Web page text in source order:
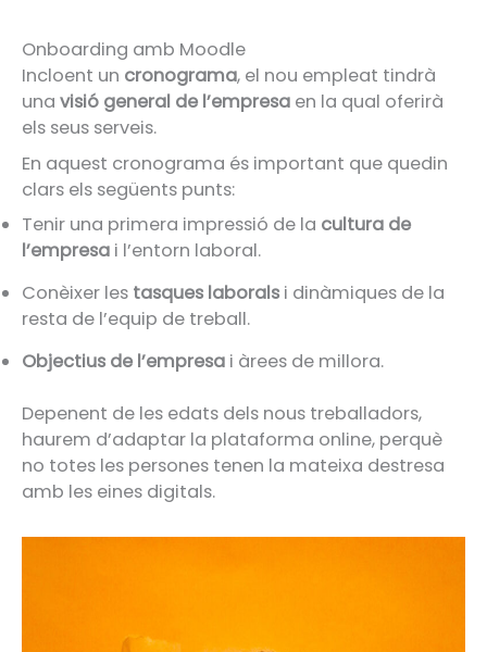
Onboarding amb Moodle
Incloent un cronograma, el nou empleat tindrà
una visió general de l’empresa en la qual oferirà
els seus serveis.
En aquest cronograma és important que quedin
clars els següents punts:
Tenir una primera impressió de la cultura de
l’empresa i l’entorn laboral.
Conèixer les tasques laborals i dinàmiques de la
resta de l’equip de treball.
Objectius de l’empresa i àrees de millora.
Depenent de les edats dels nous treballadors,
haurem d’adaptar la plataforma online, perquè
no totes les persones tenen la mateixa destresa
amb les eines digitals.